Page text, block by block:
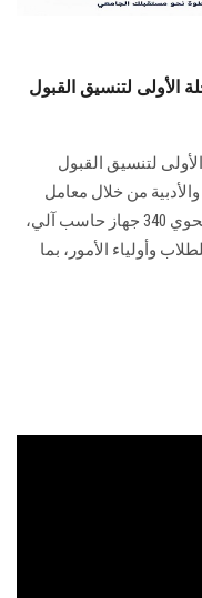
لتنسيق القبول
لتنسيق القبول
من خلال معامل
التنسيق الإلكتروني بعدد من كلياتها، التي تحوي 340 جهاز حاسب آلي،
وأولياء الأمور، بما